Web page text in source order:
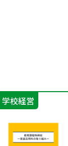
学校経営